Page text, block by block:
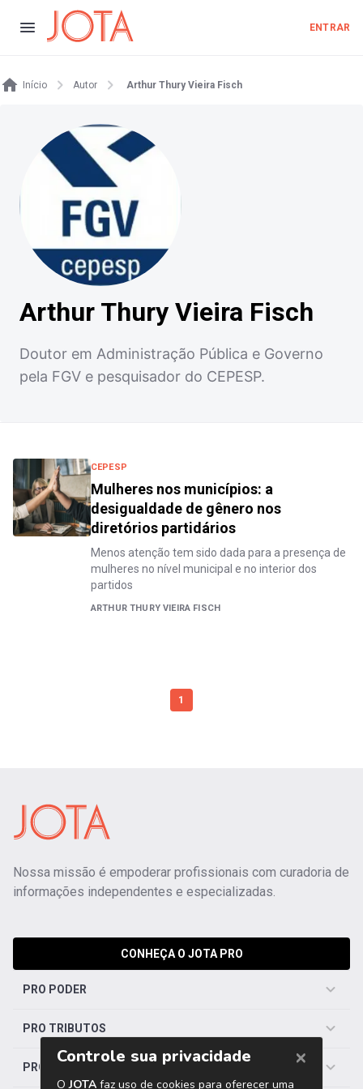
ENTRAR
Início Autor Arthur Thury Vieira Fisch
Arthur Thury Vieira Fisch
Doutor em Administração Pública e Governo
pela FGV e pesquisador do CEPESP.
CEPESP
Mulheres nos municípios: a
desigualdade de gênero nos
diretórios partidários
Menos atenção tem sido dada para a presença de
mulheres no nível municipal e no interior dos
partidos
ARTHUR THURY VIEIRA FISCH
1
Nossa missão é empoderar profissionais com curadoria de
informações independentes e especializadas.
CONHEÇA O JOTA PRO
PRO PODER
PRO TRIBUTOS
PRO TRABALHISTA